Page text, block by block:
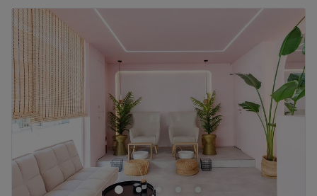
Τρίτη
20:00
Τετάρτη
09:00–
Πέμπτη
09:00
Παρασκευή
09:00
Σάββατο
–18:00
Κυριακή
Κλειστό
Το Salon de Paris στον Ευαγγελισμό είναι ένας χαλαρωτικός
χώρος που προσφέρει υπηρεσίες περιποίησης άκρων και
extensions βλεφαρίδων. Όποια υπηρεσία κι αν απολαύσεις,
οι ειδικοί του θα βάλουν τα δυνατά τους για να σε